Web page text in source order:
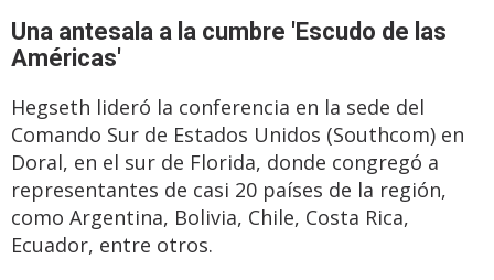
Una antesala a la cumbre 'Escudo de las
Américas'
Hegseth lideró la conferencia en la sede del
Comando Sur de Estados Unidos (Southcom) en
Doral, en el sur de Florida, donde congregó a
representantes de casi 20 países de la región,
como Argentina, Bolivia, Chile, Costa Rica,
Ecuador, entre otros.